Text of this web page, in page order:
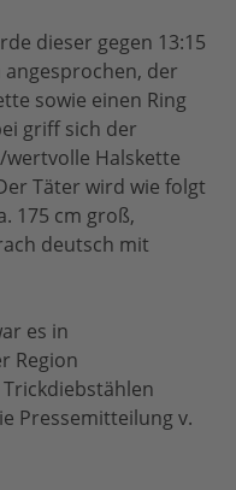
dieser gegen 13:15
der
sowie einen Ring
griff sich der
Halskette
Täter wird wie folgt
175 cm groß,
deutsch mit
es in
Region
Pressemitteilung v.